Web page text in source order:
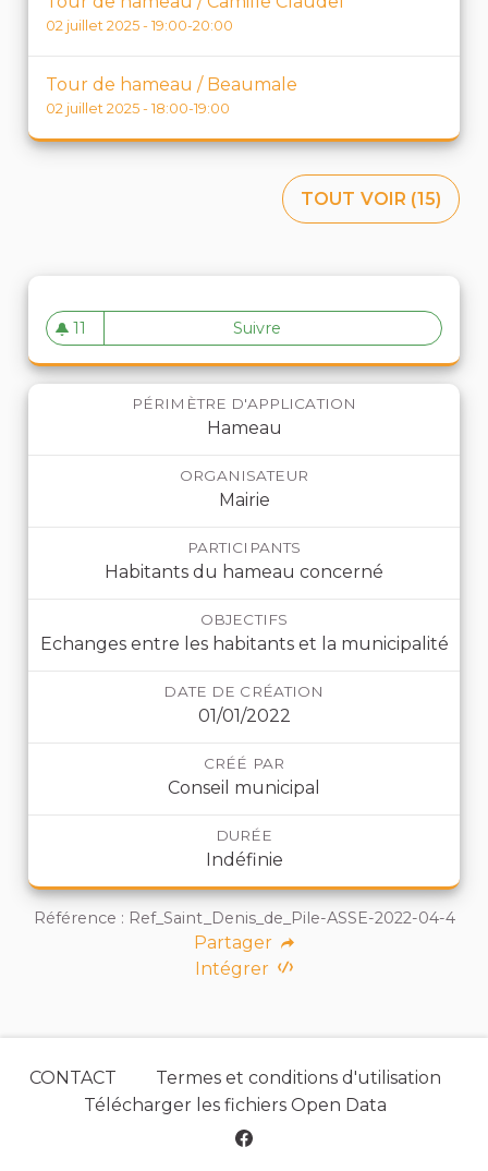
02 juillet 2025 - 19:00-20:00
Tour de hameau / Beaumale
02 juillet 2025 - 18:00-19:00
TOUT VOIR (15)
11
11 abonnés
Suivre Le Tour des Hameaux
PÉRIMÈTRE D'APPLICATION
Hameau
ORGANISATEUR
Mairie
PARTICIPANTS
Habitants du hameau concerné
OBJECTIFS
Echanges entre les habitants et la municipalité
DATE DE CRÉATION
01/01/2022
CRÉÉ PAR
Conseil municipal
DURÉE
Indéfinie
Référence : Ref_Saint_Denis_de_Pile-ASSE-2022-04-4
Partager
Intégrer
CONTACT
Termes et conditions d'utilisation
Télécharger les fichiers Open Data
Saint Denis de Pile sur